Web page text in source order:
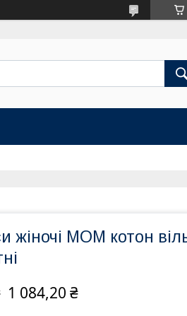
жіночі МОМ котон
1 084,20 ₴